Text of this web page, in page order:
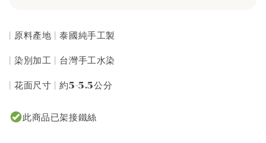
| 原料產地 | 泰國純手工製
| 染別加工 | 台灣手工水染
| 花面尺寸 | 約5-5.5公分
此商品已架接鐵絲